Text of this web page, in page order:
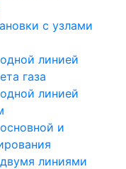
с узлами
линией
газа
линией
и
линиями